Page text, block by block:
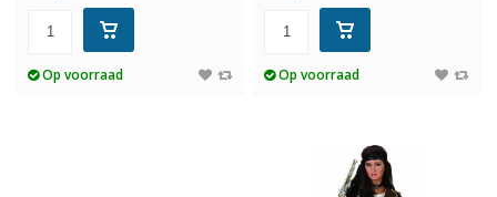
Op voorraad Op voorraad